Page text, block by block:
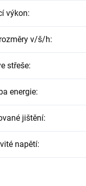
výkon:
v/š/h:
střeše:
energie:
jištění:
napětí: